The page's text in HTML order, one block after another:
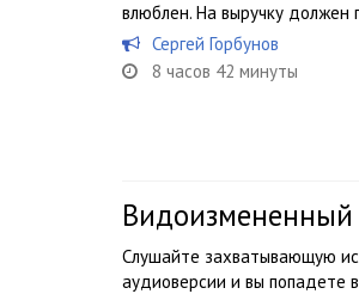
влюблен. На выручку должен
Сергей Горбунов
8 часов 42 минуты
Слушайте захватывающую
аудиоверсии и вы попадете